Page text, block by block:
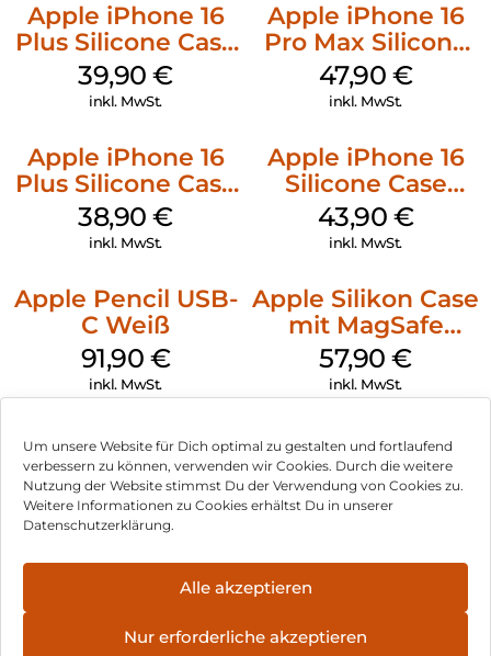
Um unsere Website für Dich optimal zu gestalten und fortlaufend
verbessern zu können, verwenden wir Cookies. Durch die weitere
Nutzung der Website stimmst Du der Verwendung von Cookies zu.
Weitere Informationen zu Cookies erhältst Du in unserer
Datenschutzerklärung.
Alle akzeptieren
Nur erforderliche akzeptieren
Apple iPhone 16
Plus Silicone Case
MagSafe Plum
39,90€
inkl. MwSt.
Apple iPhone 16
Pro Max Silicone
Case MagSafe
Black
47,90 €
inkl. MwSt.
Apple iPhone 16
Plus Silicone Case
MagSafe Denim
38,90€
inkl. MwSt.
Apple iPhone 16
Silicone Case
MagSafe Plum
43,90 €
inkl. MwSt.
Apple Pencil USB-
C Weiß
91,90 €
inkl. MwSt.
Apple Silikon Case
mit MagSafe
iPhone 14 Pro
(PRODUCT)RED
57,90€
inkl. MwSt.
Impressum